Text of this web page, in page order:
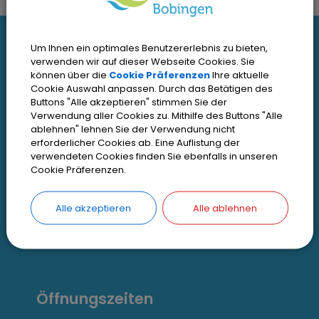
I
n
t
e
r
e
s
s
n
Interessante Links
Kontakt
Inhaltsverzeichnis
Impressum
Datenschutz
Zugangseröffnung
Erklärung zur Barrierefreiheit
Öffnungszeiten
Um Ihnen ein optimales Benutzererlebnis zu bieten,
verwenden wir auf dieser Webseite Cookies. Sie
können über die Cookie PräferenzenIhre aktuelle
Cookie Auswahl anpassen. Durch das Betätigen des
Buttons "Alle akzeptieren" stimmen Sie der
Verwendung aller Cookies zu. Mithilfe des Buttons "Alle
ablehnen" lehnen Sie der Verwendung nicht
erforderlicher Cookies ab. Eine Auflistung der
verwendeten Cookies finden Sie ebenfalls in unseren
Cookie Präferenzen.
Alle akzeptieren Alle ablehnen